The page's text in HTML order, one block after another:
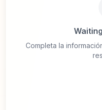
Completa la